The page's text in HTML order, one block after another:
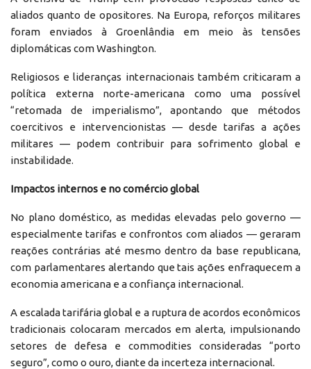
aliados quanto de opositores. Na Europa, reforços militares
foram enviados à Groenlândia em meio às tensões
diplomáticas com Washington.
Religiosos e lideranças internacionais também criticaram a
política externa norte-americana como uma possível
“retomada de imperialismo”, apontando que métodos
coercitivos e intervencionistas — desde tarifas a ações
militares — podem contribuir para sofrimento global e
instabilidade.
Impactos internos e no comércio global
No plano doméstico, as medidas elevadas pelo governo —
especialmente tarifas e confrontos com aliados — geraram
reações contrárias até mesmo dentro da base republicana,
com parlamentares alertando que tais ações enfraquecem a
economia americana e a confiança internacional.
A escalada tarifária global e a ruptura de acordos econômicos
tradicionais colocaram mercados em alerta, impulsionando
setores de defesa e commodities consideradas “porto
seguro”, como o ouro, diante da incerteza internacional.